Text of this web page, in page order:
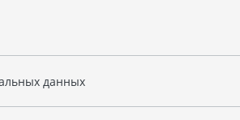
данных